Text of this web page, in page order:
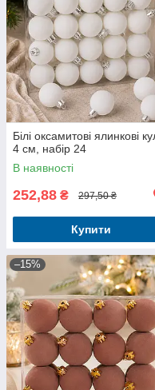
Білі оксамитові ялинкові
4 см, набір 24
В наявності
252,88 ₴ 297,50 ₴
Купити
–15%